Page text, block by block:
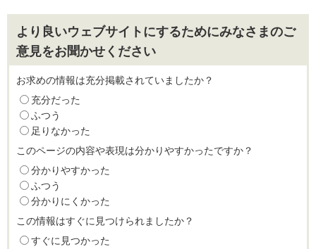
より良いウェブサイトにするためにみなさまのご
意見をお聞かせください
お求めの情報は充分掲載されていましたか？
充分だった
ふつう
足りなかった
このページの内容や表現は分かりやすかったですか？
分かりやすかった
ふつう
分かりにくかった
この情報はすぐに見つけられましたか？
すぐに見つかった